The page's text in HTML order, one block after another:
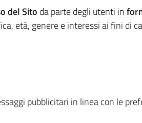
del Sito da parte degli utenti in
età, genere e interessi ai fini di
pubblicitari in linea con le